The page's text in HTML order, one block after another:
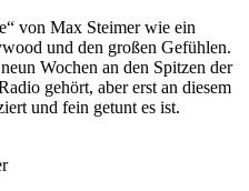
von Max Steimer wie ein
und den großen Gefühlen.
Wochen an den Spitzen der
gehört, aber erst an diesem
und fein getunt es ist.